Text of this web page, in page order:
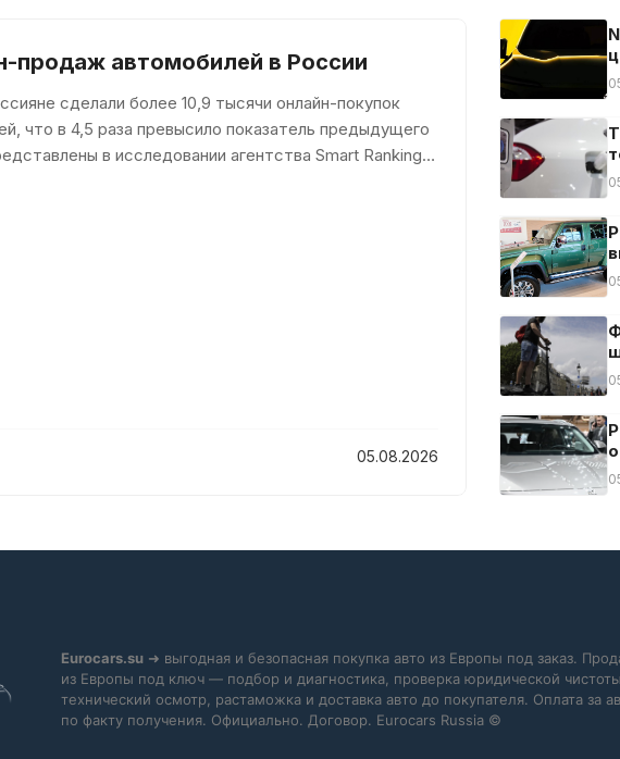
продаж автомобилей в России
сделали более 10,9 тысячи онлайн-покупок
что в 4,5 раза превысило показатель предыдущего
в исследовании агентства Smart Ranking,
05.08.2026
Eurocars.su ➜ выгодная и безопасная покупка авто из Европы под заказ.
из Европы под ключ — подбор и диагностика, проверка юридической
технический осмотр, растаможка и доставка авто до покупателя. Оплата за
по факту получения. Официально. Договор. Eurocars Russia ©